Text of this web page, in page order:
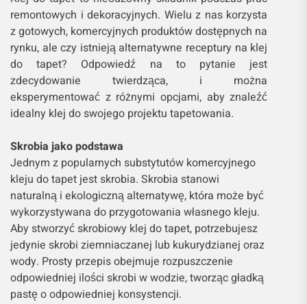
remontowych i dekoracyjnych. Wielu z nas korzysta
z gotowych, komercyjnych produktów dostępnych na
rynku, ale czy istnieją alternatywne receptury na klej
do tapet? Odpowiedź na to pytanie jest
zdecydowanie twierdząca, i można
eksperymentować z różnymi opcjami, aby znaleźć
idealny klej do swojego projektu tapetowania.
Skrobia jako podstawa
Jednym z popularnych substytutów komercyjnego
kleju do tapet jest skrobia. Skrobia stanowi
naturalną i ekologiczną alternatywę, która może być
wykorzystywana do przygotowania własnego kleju.
Aby stworzyć skrobiowy klej do tapet, potrzebujesz
jedynie skrobi ziemniaczanej lub kukurydzianej oraz
wody. Prosty przepis obejmuje rozpuszczenie
odpowiedniej ilości skrobi w wodzie, tworząc gładką
pastę o odpowiedniej konsystencji.